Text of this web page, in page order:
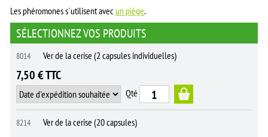
Les phéromones s´utilisent avecun piège.
SÉLECTIONNEZ VOS PRODUITS
8014 Ver de la cerise (2 capsules individuelles)
7,50 € TTC
Qté
8214 Ver de la cerise (20 capsules)